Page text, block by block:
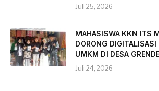
Juli 25, 2026
MAHASISWA KKN ITS
DORONG DIGITALISASI
UMKM DI DESA
Juli 24, 2026